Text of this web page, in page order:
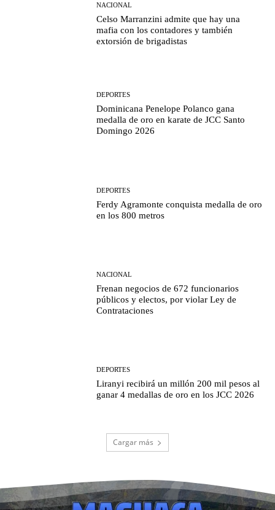
NACIONAL
Celso Marranzini admite que hay una
mafia con los contadores y también
extorsión de brigadistas
DEPORTES
Dominicana Penelope Polanco gana
medalla de oro en karate de JCC Santo
Domingo 2026
DEPORTES
Ferdy Agramonte conquista medalla de oro
en los 800 metros
NACIONAL
Frenan negocios de 672 funcionarios
públicos y electos, por violar Ley de
Contrataciones
DEPORTES
Liranyi recibirá un millón 200 mil pesos al
ganar 4 medallas de oro en los JCC 2026
Cargar más